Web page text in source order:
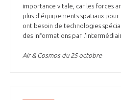
importance vitale, car les forces
plus d'équipements spatiaux pour
ont besoin de technologies
des informations par
Air & Cosmos du 25 octobre